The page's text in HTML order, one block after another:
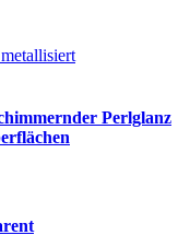
Perlglanz